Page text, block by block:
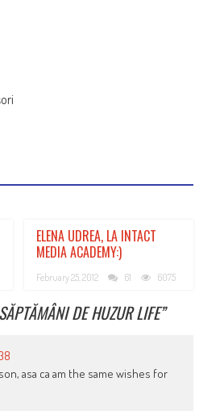
ELENA UDREA, LA INTACT
MEDIA ACADEMY:)
February 25, 2012 61 6075
DE HUZUR LIFE”
asa ca am the same wishes for